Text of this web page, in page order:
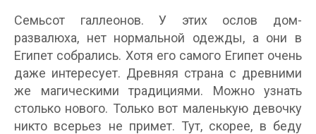
Семьсот галлеонов. У этих ослов дом-
развалюха, нет нормальной одежды, а они в
Египет собрались. Хотя его самого Египет очень
даже интересует. Древняя страна с древними
же магическими традициями. Можно узнать
столько нового. Только вот маленькую девочку
никто всерьез не примет. Тут, скорее, в беду